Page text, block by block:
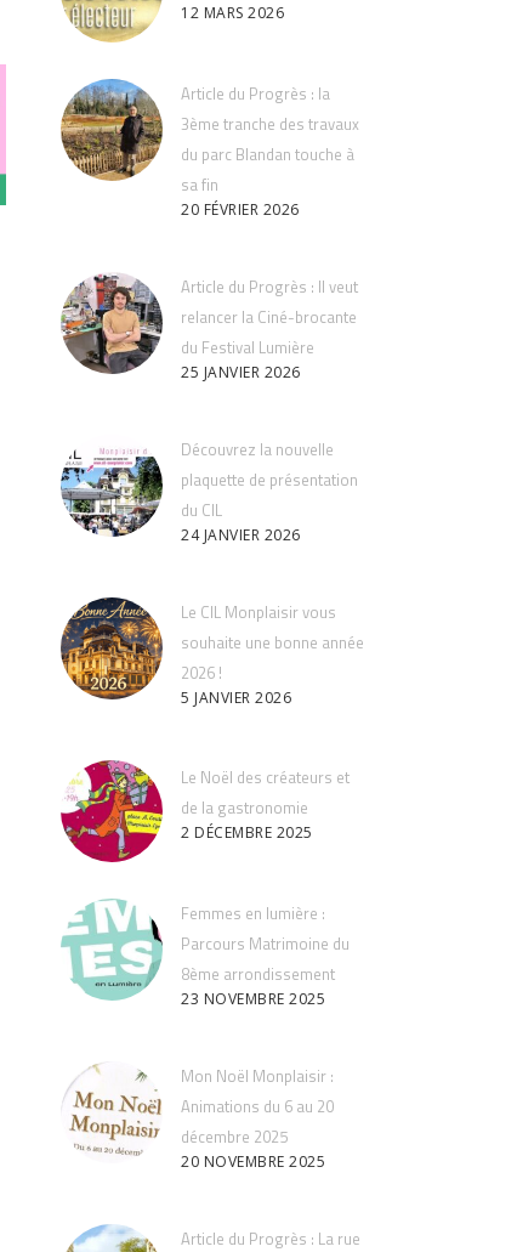
12 MARS 2026
Article du Progrès : la
3ème tranche des travaux
du parc Blandan touche à
sa fin
20 FÉVRIER 2026
Article du Progrès : Il veut
relancer la Ciné-brocante
du Festival Lumière
25 JANVIER 2026
Découvrez la nouvelle
plaquette de présentation
du CIL
24 JANVIER 2026
Le CIL Monplaisir vous
souhaite une bonne année
2026 !
5 JANVIER 2026
Le Noël des créateurs et
de la gastronomie
2 DÉCEMBRE 2025
Femmes en lumière :
Parcours Matrimoine du
8ème arrondissement
23 NOVEMBRE 2025
Mon Noël Monplaisir :
Animations du 6 au 20
décembre 2025
20 NOVEMBRE 2025
Article du Progrès : La rue